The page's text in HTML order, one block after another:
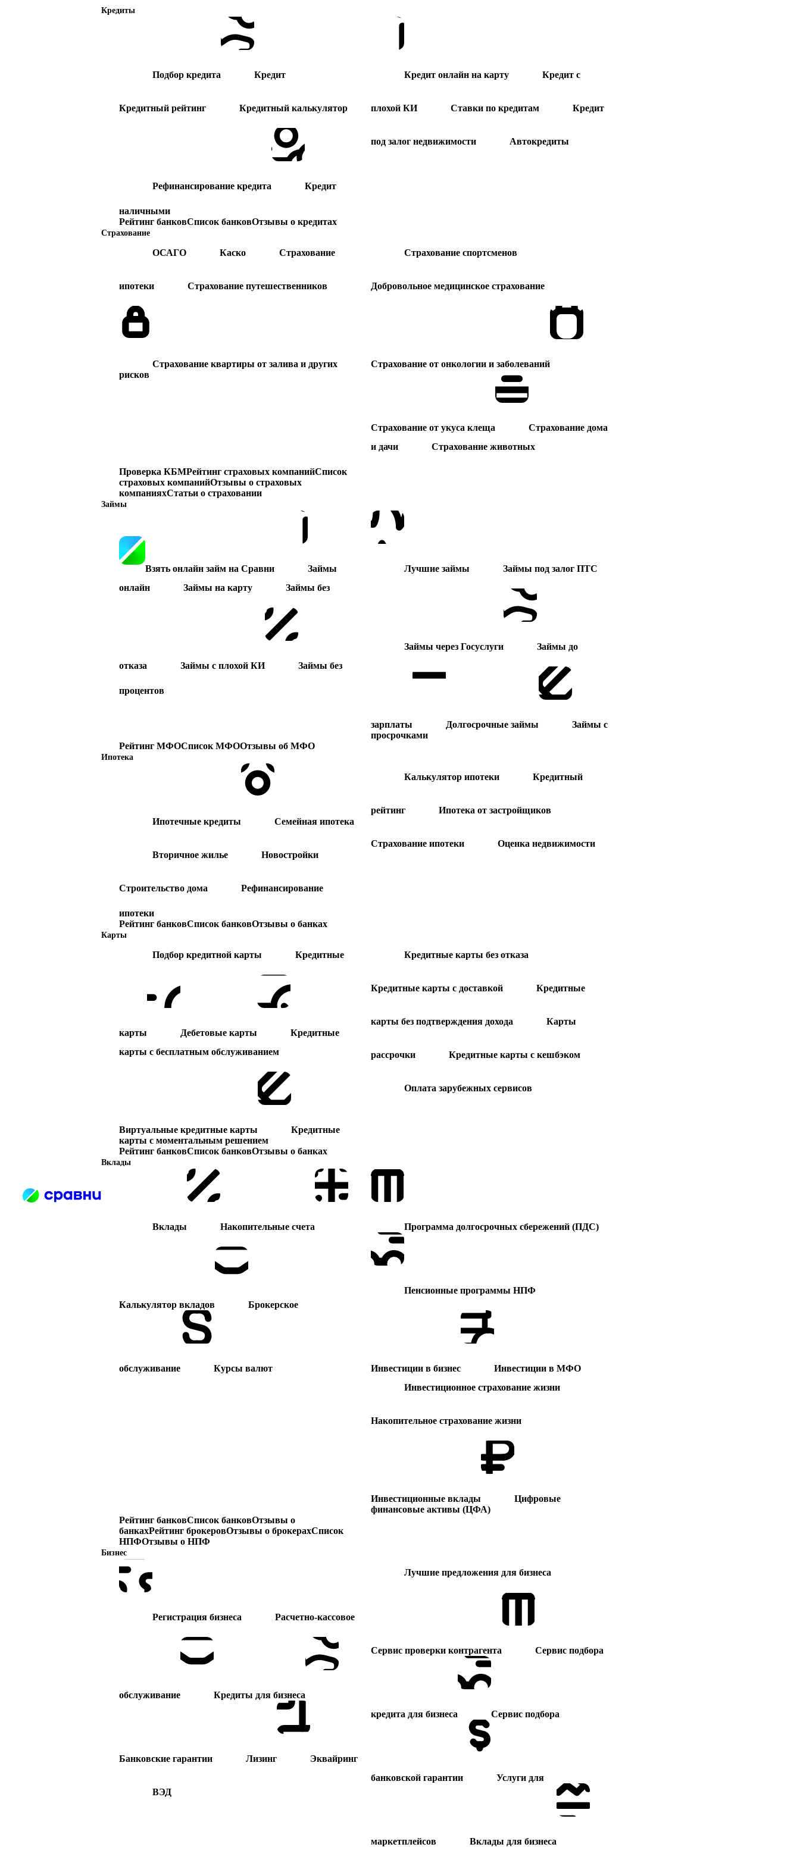
Кредиты
Подбор кредита Кредит
Кредитный рейтинг Кредитный калькулятор
Рефинансирование кредита Кредит
наличными
Кредит онлайн на карту Кредит с
плохой КИ Ставки по кредитам Кредит
под залог недвижимости Автокредиты
Рейтинг банковСписок банковОтзывы о кредитах
Страхование
ОСАГО Каско Страхование
ипотеки Страхование путешественников
Страхование квартиры от залива и других
рисков
Страхование спортсменов
Добровольное медицинское страхование
Страхование от онкологии и заболеваний
Страхование от укуса клеща
Страхование дома
и дачи
Страхование животных
Проверка КБМРейтинг страховых компанийСписок
страховых компанийОтзывы о страховых
компанияхСтатьи о страховании
Займы
Взять онлайн займ на Сравни
Займы
онлайн
Займы на карту Займы без
отказа Займы с плохой КИ Займы без
процентов
Лучшие займы Займы под залог ПТС
Займы через Госуслуги Займы до
зарплаты Долгосрочные займы
Займы с
просрочками
Рейтинг МФОСписок МФООтзывы об МФО
Ипотека
Ипотечные кредиты Семейная ипотека
Вторичное жилье Новостройки
Строительство дома Рефинансирование
ипотеки
Калькулятор ипотеки Кредитный
рейтинг Ипотека от застройщиков
Страхование ипотеки Оценка недвижимости
Рейтинг банковСписок банковОтзывы о банках
Карты
Подбор кредитной карты Кредитные
карты Дебетовые карты
Кредитные
карты с бесплатным обслуживанием
Виртуальные кредитные карты
Кредитные
карты с моментальным решением
Кредитные карты без отказа
Кредитные карты с доставкой Кредитные
карты без подтверждения дохода Карты
рассрочки Кредитные карты с кешбэком
Оплата зарубежных сервисов
Рейтинг банковСписок банковОтзывы о банках
Вклады
Вклады Накопительные счета
Калькулятор вкладов Брокерское
обслуживание Курсы валют
Программа долгосрочных сбережений (ПДС)
Пенсионные программы НПФ
Инвестиции в бизнес
Инвестиции в МФО
Инвестиционное страхование жизни
Накопительное страхование жизни
Инвестиционные вклады
Цифровые
финансовые активы (ЦФА)
Рейтинг банковСписок банковОтзывы о
банкахРейтинг брокеровОтзывы о брокерахСписок
НПФОтзывы о НПФ
Бизнес
Регистрация бизнеса Расчетно-кассовое
обслуживание Кредиты для бизнеса
Банковские гарантии Лизинг Эквайринг
ВЭД
Лучшие предложения для бизнеса
Сервис проверки контрагента Сервис подбора
кредита для бизнеса Сервис подбора
банковской гарантии Услуги для
маркетплейсов Вклады для бизнеса